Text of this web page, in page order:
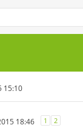
15:10
18:46 1 2